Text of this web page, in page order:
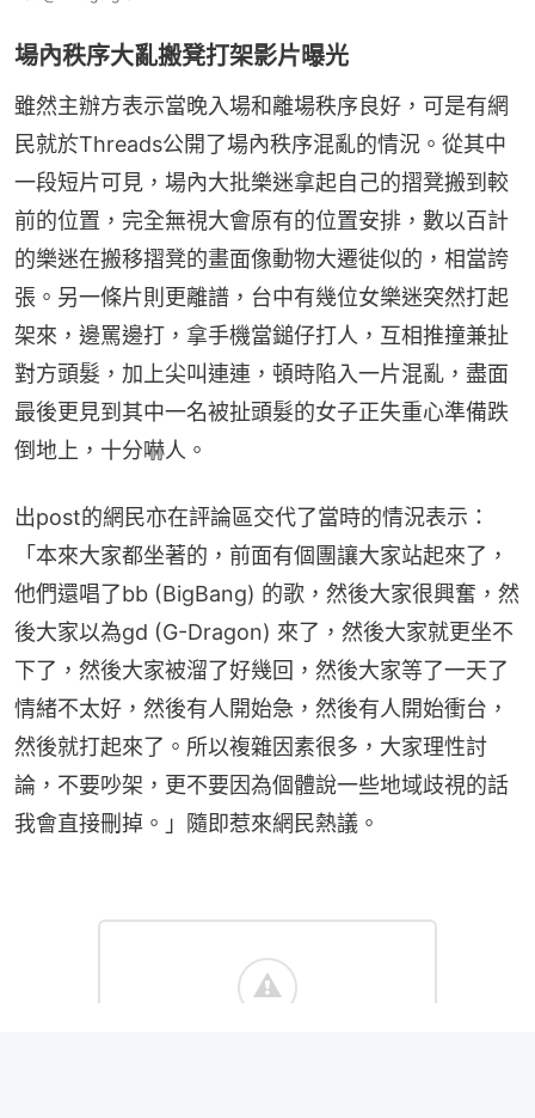
場內秩序大亂搬凳打架影片曝光
雖然主辦方表示當晚入場和離場秩序良好，可是有網
民就於Threads公開了場內秩序混亂的情況。從其中
一段短片可見，場內大批樂迷拿起自己的摺凳搬到較
前的位置，完全無視大會原有的位置安排，數以百計
的樂迷在搬移摺凳的畫面像動物大遷徙似的，相當誇
張。另一條片則更離譜，台中有幾位女樂迷突然打起
架來，邊罵邊打，拿手機當鎚仔打人，互相推撞兼扯
對方頭髮，加上尖叫連連，頓時陷入一片混亂，盡面
最後更見到其中一名被扯頭髮的女子正失重心準備跌
倒地上，十分嚇人。
出post的網民亦在評論區交代了當時的情況表示：
「本來大家都坐著的，前面有個團讓大家站起來了，
他們還唱了bb (BigBang) 的歌，然後大家很興奮，然
後大家以為gd (G-Dragon) 來了，然後大家就更坐不
下了，然後大家被溜了好幾回，然後大家等了一天了
情緒不太好，然後有人開始急，然後有人開始衝台，
然後就打起來了。所以複雜因素很多，大家理性討
論，不要吵架，更不要因為個體說一些地域歧視的話
我會直接刪掉。」隨即惹來網民熱議。